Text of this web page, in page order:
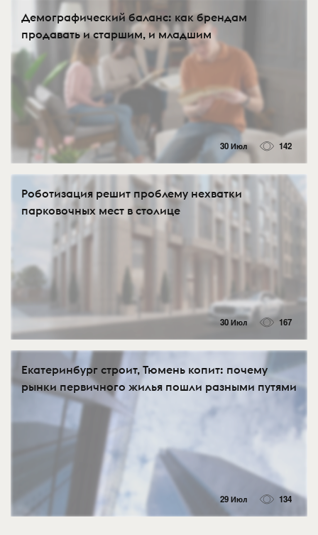
Демографический баланс: как брендам
продавать и старшим, и младшим
30 Июл 142
Роботизация решит проблему нехватки
парковочных мест в столице
30 Июл 167
Екатеринбург строит, Тюмень копит: почему
рынки первичного жилья пошли разными путями
29 Июл 134